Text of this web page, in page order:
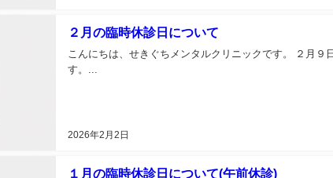
２月の臨時休診日について
2026年2月2日
こんにちは、せきぐちメンタルクリニックです。 ２月
す。...
１月の臨時休診日について(午前休診)